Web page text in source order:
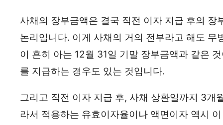
사채의 장부금액은 결국 직전 이자 지급 후의
논리입니다. 이게 사채의 거의 전부라고 해도
이 흔히 아는 12월 31일 기말 장부금액과 같은
를 지급하는 경우도 있는 것입니다.
그리고 직전 이자 지급 후, 사채 상환일까지 3개
라서 적용하는 유효이자율이나 액면이자 역시